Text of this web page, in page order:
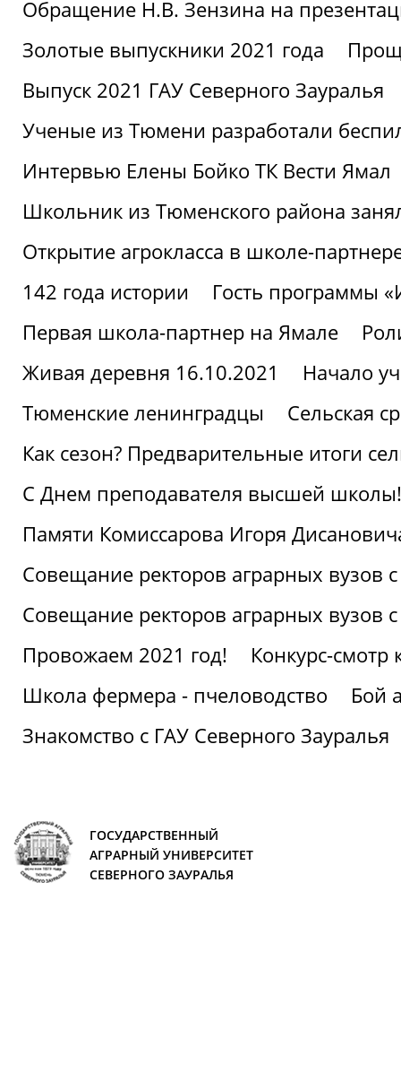
Обращение Н.В. Зензина на
Золотые выпускники 2021 года
Выпуск 2021 ГАУ Северного Зауралья
Ученые из Тюмени разработали
Интервью Елены Бойко ТК Вести Ямал
Школьник из Тюменского района
Открытие агрокласса в школе-
142 года истории
Гость программы
Первая школа-партнер на Ямале
Живая деревня 16.10.2021
Начало
Тюменские ленинградцы
Сельская
Как сезон? Предварительные итоги
С Днем преподавателя высшей школы!
Памяти Комиссарова Игоря
Совещание ректоров аграрных
Совещание ректоров аграрных
Провожаем 2021 год!
Конкурс-
Школа фермера - пчеловодство
Бой
Знакомство с ГАУ Северного Зауралья
ГОСУДАРСТВЕННЫЙ
АГРАРНЫЙ УНИВЕРСИТЕТ
СЕВЕРНОГО ЗАУРАЛЬЯ